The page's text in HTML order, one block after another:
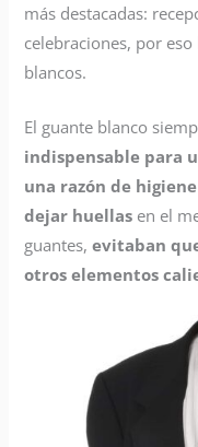
más destacadas:
celebraciones, por
blancos.
El guante blanco
indispensable para
una razón de
dejar huellas en el
guantes,evitaban
otros elementos